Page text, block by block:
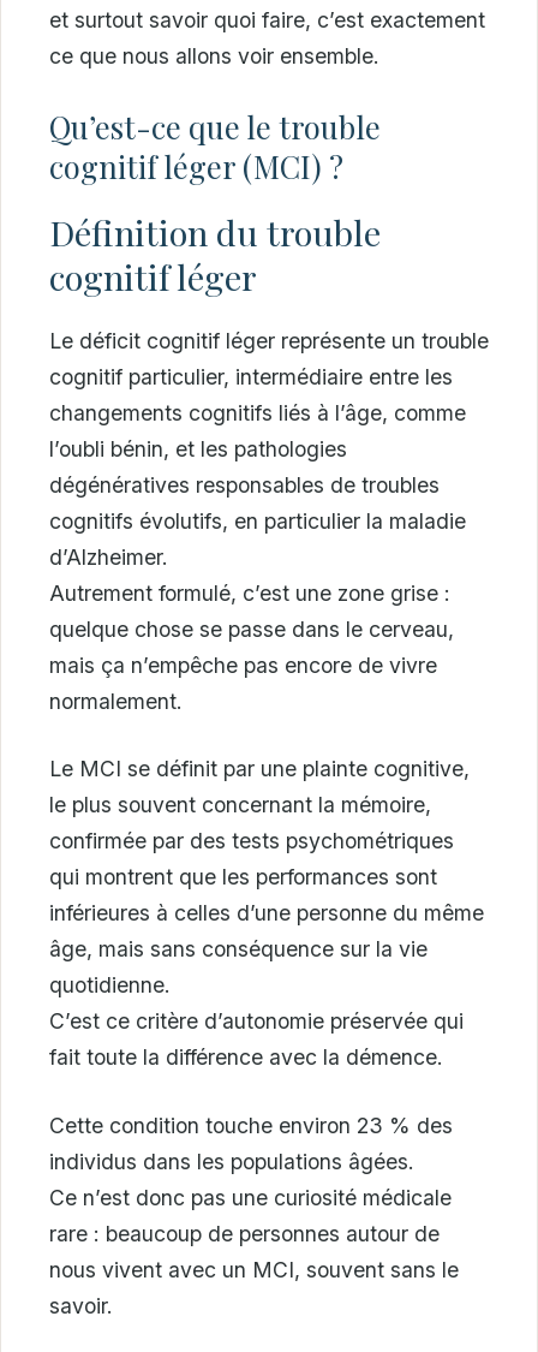
et surtout savoir quoi faire, c’est exactement
ce que nous allons voir ensemble.
Qu’est-ce que le trouble
cognitif léger (MCI) ?
Définition du trouble
cognitif léger
Le déficit cognitif léger représente un trouble
cognitif particulier, intermédiaire entre les
changements cognitifs liés à l’âge, comme
l’oubli bénin, et les pathologies
dégénératives responsables de troubles
cognitifs évolutifs, en particulier la maladie
d’Alzheimer.
Autrement formulé, c’est une zone grise :
quelque chose se passe dans le cerveau,
mais ça n’empêche pas encore de vivre
normalement.
Le MCI se définit par une plainte cognitive,
le plus souvent concernant la mémoire,
confirmée par des tests psychométriques
qui montrent que les performances sont
inférieures à celles d’une personne du même
âge, mais sans conséquence sur la vie
quotidienne.
C’est ce critère d’autonomie préservée qui
fait toute la différence avec la démence.
Cette condition touche environ 23 % des
individus dans les populations âgées.
Ce n’est donc pas une curiosité médicale
rare : beaucoup de personnes autour de
nous vivent avec un MCI, souvent sans le
savoir.